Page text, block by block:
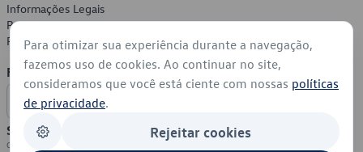
Informações Legais
Política de Privacidade
Política de Cookies
Formas de Pagamento
Segurança
Para otimizar sua experiência durante a navegação,
fazemos uso de cookies. Ao continuar no site,
consideramos que você está ciente com nossas políticas
de privacidade.
Rejeitar cookies